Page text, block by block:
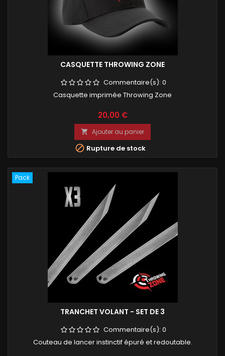
CASQUETTE THROWING ZONE
Commentaire(s): 0
Casquette imprimée Throwing Zone
Prix
20,00 €
 Ajouter au panier
 Rupture de stock
Pack
TRANCHET VOLANT - SET DE 3
Commentaire(s): 0
Couteau de lancer instinctif épuré et redoutable.